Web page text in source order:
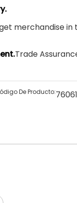
merchandise in
Trade
De Producto: